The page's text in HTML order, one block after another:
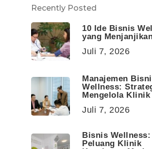
Recently Posted
10 Ide Bisnis
yang
Juli 7, 2026
Manajemen
Wellness:
Mengelola Klinik
Juli 7, 2026
Bisnis Wellness:
Peluang Klinik